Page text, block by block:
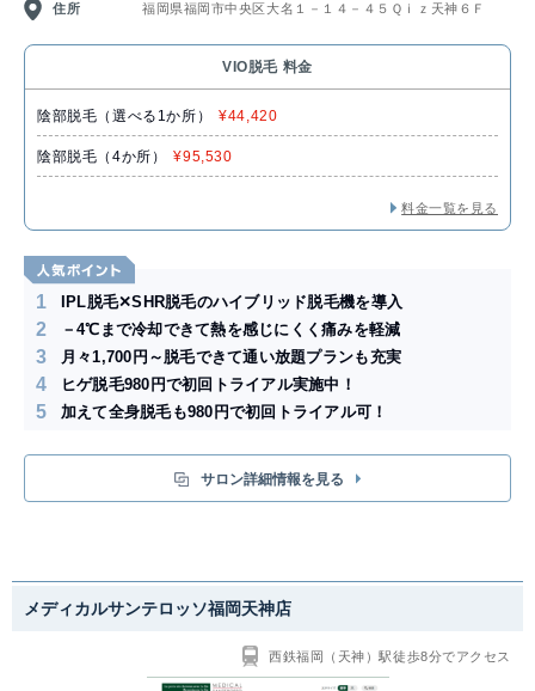
住所 福岡県福岡市中央区大名１－１４－４５Ｑｉｚ天神６Ｆ
VIO脱毛 料金
陰部脱毛（選べる1か所） ¥44,420
陰部脱毛（4か所） ¥95,530
料金一覧を見る
1 IPL脱毛✕SHR脱毛のハイブリッド脱毛機を導入
2 －4℃まで冷却できて熱を感じにくく痛みを軽減
3 月々1,700円～脱毛できて通い放題プランも充実
4 ヒゲ脱毛980円で初回トライアル実施中！
5 加えて全身脱毛も980円で初回トライアル可！
サロン詳細情報を見る
メディカルサンテロッソ福岡天神店
西鉄福岡（天神）駅徒歩8分でアクセス